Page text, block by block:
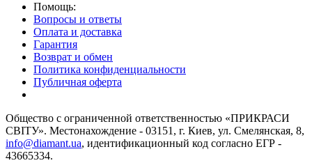
Помощь:
Вопросы и ответы
Оплата и доставка
Гарантия
Возврат и обмен
Политика конфиденциальности
Публичная оферта
Общество с ограниченной ответственностью «ПРИКРАСИ
СВІТУ». Местонахождение - 03151, г. Киев, ул. Смелянская, 8,
info@diamant.ua, идентификационный код согласно ЕГР -
43665334.